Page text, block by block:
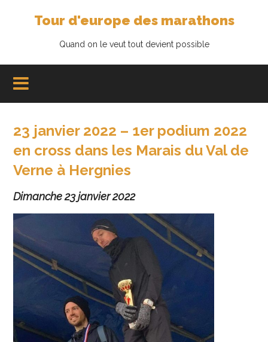
Tour d'europe des marathons
Quand on le veut tout devient possible
23 janvier 2022 – 1er podium 2022
en cross dans les Marais du Val de
Verne à Hergnies
Dimanche 23 janvier 2022